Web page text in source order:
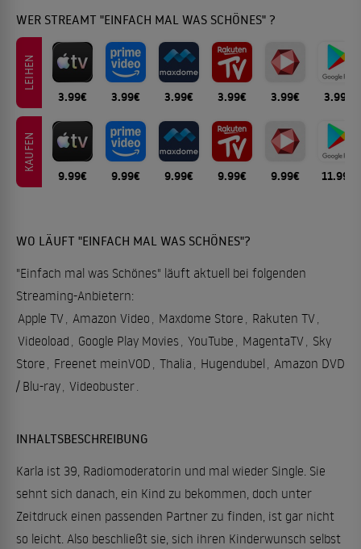
WER STREAMT "EINFACH MAL WAS SCHÖNES" ?
LEIHEN
3.99€ 3.99€ 3.99€ 3.99€ 3.99€ 3.99€
KAUFEN
9.99€ 9.99€ 9.99€ 9.99€ 9.99€ 11.99€
WO LÄUFT "EINFACH MAL WAS SCHÖNES"?
"Einfach mal was Schönes" läuft aktuell bei folgenden
Streaming-Anbietern:
Apple TV, Amazon Video , Maxdome Store , Rakuten TV,
Videoload , Google Play Movies, YouTube , MagentaTV, Sky
Store , Freenet meinVOD , Thalia , Hugendubel , Amazon DVD
/ Blu-ray, Videobuster.
INHALTSBESCHREIBUNG
Karla ist 39, Radiomoderatorin und mal wieder Single. Sie
sehnt sich danach, ein Kind zu bekommen, doch unter
Zeitdruck einen passenden Partner zu finden, ist gar nicht
so leicht. Also beschließt sie, sich ihren Kinderwunsch selbst